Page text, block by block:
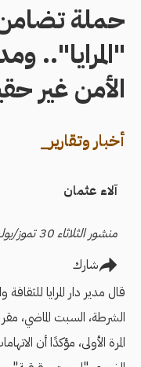
حملة
"المرايا"..
الأمن غير
أخبار وتقارير_
آلاء عثمان
منشور الثلاثاء 30 تموز/يوليو 2024
شارك
قال مدير دار المرايا
الشرطة، السبت الماضي،
المرة الأولى، مؤكدًا أن